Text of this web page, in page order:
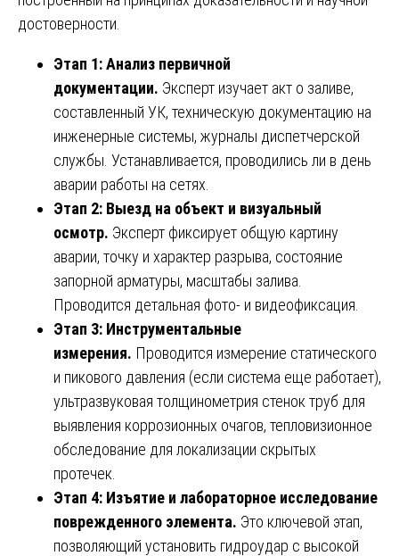
достоверности.
Этап 1: Анализ первичной
документации. Эксперт изучает акт о заливе,
составленный УК, техническую документацию на
инженерные системы, журналы диспетчерской
службы. Устанавливается, проводились ли в день
аварии работы на сетях.
Этап 2: Выезд на объект и визуальный
осмотр. Эксперт фиксирует общую картину
аварии, точку и характер разрыва, состояние
запорной арматуры, масштабы залива.
Проводится детальная фото- и видеофиксация.
Этап 3: Инструментальные
измерения. Проводится измерение статического
и пикового давления (если система еще работает),
ультразвуковая толщинометрия стенок труб для
выявления коррозионных очагов, тепловизионное
обследование для локализации скрытых
протечек.
Этап 4: Изъятие и лабораторное исследование
поврежденного элемента. Это ключевой этап,
позволяющий установить гидроудар с высокой